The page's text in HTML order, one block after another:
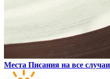
Места Писания на все